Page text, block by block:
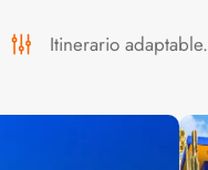
Itinerario adaptable.